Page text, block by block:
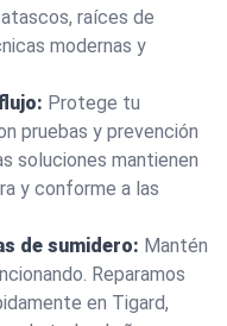
raíces de
modernas y
Protege tu
pruebas y prevención
soluciones mantienen
y conforme a las
de sumidero: Mantén
Reparamos
en Tigard,